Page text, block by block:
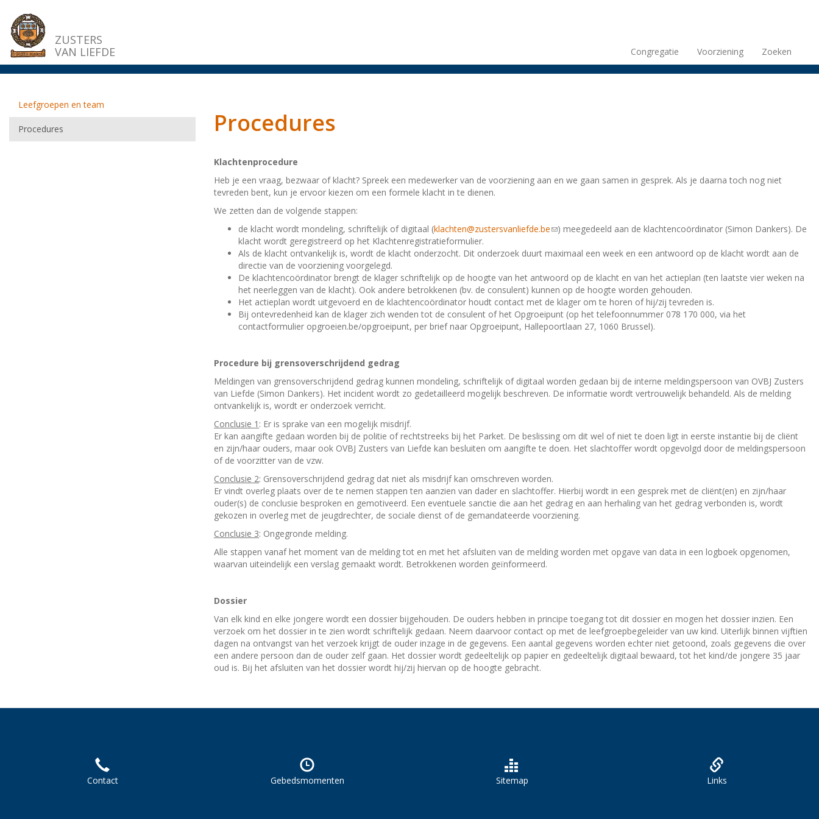
Overslaan
naar
inhoud
gaan
ZUSTERS
VAN LIEFDE
Congregatie Voorziening Zoeken
Procedures
Klachtenprocedure
Heb je een vraag, bezwaar of klacht? Spreek een medewerker van de voorziening aan en we gaan samen in gesprek. Als je daarna toch nog niet
tevreden bent, kun je ervoor kiezen om een formele klacht in te dienen.
We zetten dan de volgende stappen:
de klacht wordt mondeling, schriftelijk of digitaal (klachten@zustersvanliefde.be(link
e-
) meegedeeld aan de klachtencoördinator (Simon Dankers). De
klacht wordt geregistreerd op het Klachtenregistratieformulier.
Als de klacht ontvankelijk is, wordt de klacht onderzocht. Dit onderzoek duurt maximaal een week en een antwoord op de klacht wordt aan de
directie van de voorziening voorgelegd.
De klachtencoördinator brengt de klager schriftelijk op de hoogte van het antwoord op de klacht en van het actieplan (ten laatste vier weken na
het neerleggen van de klacht). Ook andere betrokkenen (bv. de consulent) kunnen op de hoogte worden gehouden.
Het actieplan wordt uitgevoerd en de klachtencoördinator houdt contact met de klager om te horen of hij/zij tevreden is.
Bij ontevredenheid kan de klager zich wenden tot de consulent of het Opgroeipunt (op het telefoonnummer 078 170 000, via het
contactformulier opgroeien.be/opgroeipunt, per brief naar Opgroeipunt, Hallepoortlaan 27, 1060 Brussel).
Procedure bij grensoverschrijdend gedrag
Meldingen van grensoverschrijdend gedrag kunnen mondeling, schriftelijk of digitaal worden gedaan bij de interne meldingspersoon van OVBJ Zusters
van Liefde (Simon Dankers). Het incident wordt zo gedetailleerd mogelijk beschreven. De informatie wordt vertrouwelijk behandeld. Als de melding
ontvankelijk is, wordt er onderzoek verricht.
Conclusie 1 : Er is sprake van een mogelijk misdrijf.
Er kan aangifte gedaan worden bij de politie of rechtstreeks bij het Parket. De beslissing om dit wel of niet te doen ligt in eerste instantie bij de cliënt
en zijn/haar ouders, maar ook OVBJ Zusters van Liefde kan besluiten om aangifte te doen. Het slachtoffer wordt opgevolgd door de meldingspersoon
of de voorzitter van de vzw.
Conclusie 2: Grensoverschrijdend gedrag dat niet als misdrijf kan omschreven worden.
Er vindt overleg plaats over de te nemen stappen ten aanzien van dader en slachtoffer. Hierbij wordt in een gesprek met de cliënt(en) en zijn/haar
ouder(s) de conclusie besproken en gemotiveerd. Een eventuele sanctie die aan het gedrag en aan herhaling van het gedrag verbonden is, wordt
gekozen in overleg met de jeugdrechter, de sociale dienst of de gemandateerde voorziening.
Conclusie 3: Ongegronde melding.
Alle stappen vanaf het moment van de melding tot en met het afsluiten van de melding worden met opgave van data in een logboek opgenomen,
waarvan uiteindelijk een verslag gemaakt wordt. Betrokkenen worden geïnformeerd.
Dossier
Van elk kind en elke jongere wordt een dossier bijgehouden. De ouders hebben in principe toegang tot dit dossier en mogen het dossier inzien. Een
verzoek om het dossier in te zien wordt schriftelijk gedaan. Neem daarvoor contact op met de leefgroepbegeleider van uw kind. Uiterlijk binnen vijftien
dagen na ontvangst van het verzoek krijgt de ouder inzage in de gegevens. Een aantal gegevens worden echter niet getoond, zoals gegevens die over
een andere persoon dan de ouder zelf gaan. Het dossier wordt gedeeltelijk op papier en gedeeltelijk digitaal bewaard, tot het kind/de jongere 35 jaar
oud is. Bij het afsluiten van het dossier wordt hij/zij hiervan op de hoogte gebracht.
Leefgroepen en team
Procedures
Contact Gebedsmomenten Sitemap Links